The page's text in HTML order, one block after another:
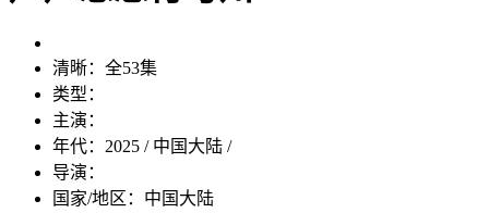
清晰： 全53集
类型：
主演：
年代： 2025 / 中国大陆 /
导演：
国家/地区： 中国大陆